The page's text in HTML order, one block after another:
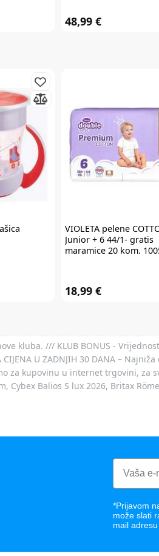
48,99 €
VIOLETApelene
Junior + 6 44/1- gratis
maramice 20 kom.
18,99 €
kluba. /// KLUB BONUS -
U ZADNJIH 30 DANA –
za kupovinu u internet trgovini,
Balios S lux 2026, Britax
*Prijavom
može slati
mail
Britax Römer Lux, Frida, Stokke, Babyzen,
te kod kupnje darovnih kartica i plaćanja
nije moguće kombinirati s aktualnim
Popusti se ne zbrajaju.Promo kod